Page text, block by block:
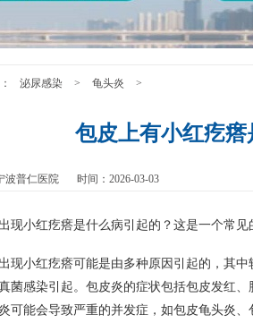
泌尿感染 > 龟头炎 >
包皮上有小红疙
波普仁医院 时间：2026-03-03
现小红疙瘩是什么病引起的？这是一个常见
现小红疙瘩可能是由多种原因引起的，其
菌感染引起。包皮炎的症状包括包皮发红
可能会导致严重的并发症，如包皮龟头炎、